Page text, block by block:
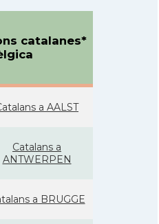
catalanes*
a AALST
Catalans a
ANTWERPEN
a BRUGGE